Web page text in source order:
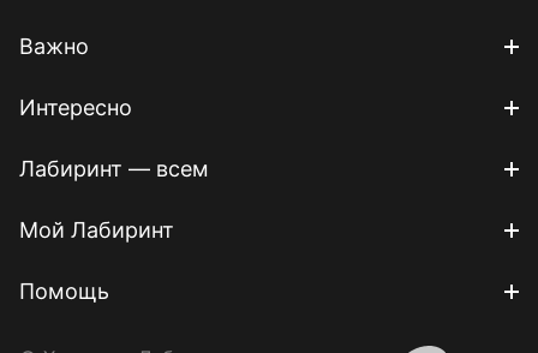
Важно
Интересно
Лабиринт — всем
Мой Лабиринт
Помощь